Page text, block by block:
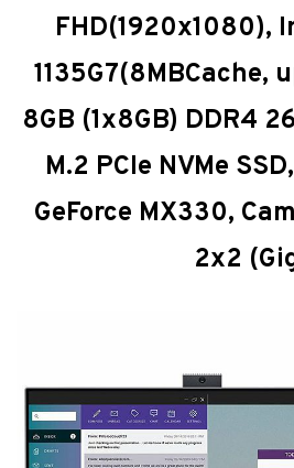
FHD(1920x1080),
1135G7(8MBCache,
8GB (1x8GB) DDR4
M.2 PCIe NVMe
GeForce MX330,
2x2